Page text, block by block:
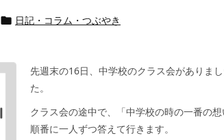
 日記・コラム・つぶやき
先週末の16日、中学校のクラス会がありま
た。
クラス会の途中で、「中学校の時の一番の想
順番に一人ずつ答えて行きます。